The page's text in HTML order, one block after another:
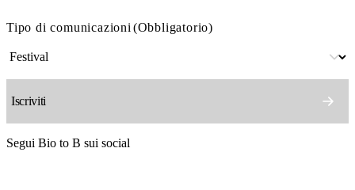
Tipo di comunicazioni (Obbligatorio)
Segui Bio to B sui social